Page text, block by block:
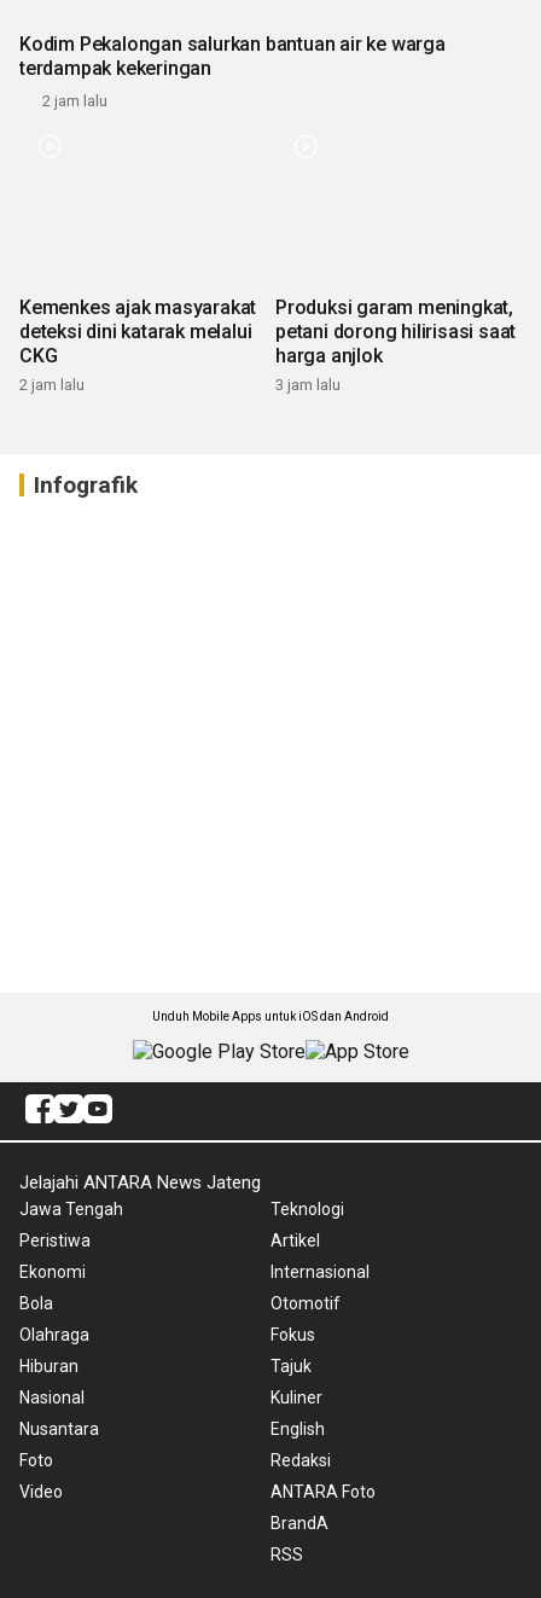
Kodim Pekalongan salurkan bantuan air ke warga
terdampak kekeringan
2 jam lalu
Kemenkes ajak masyarakat
deteksi dini katarak melalui
CKG
2 jam lalu
Produksi garam meningkat,
petani dorong hilirisasi saat
harga anjlok
3 jam lalu
Infografik
Unduh Mobile Apps untuk iOS dan Android
Jelajahi ANTARA News Jateng
Jawa Tengah
Peristiwa
Ekonomi
Bola
Olahraga
Hiburan
Nasional
Nusantara
Foto
Video
Teknologi
Artikel
Internasional
Otomotif
Fokus
Tajuk
Kuliner
English
Redaksi
ANTARA Foto
BrandA
RSS